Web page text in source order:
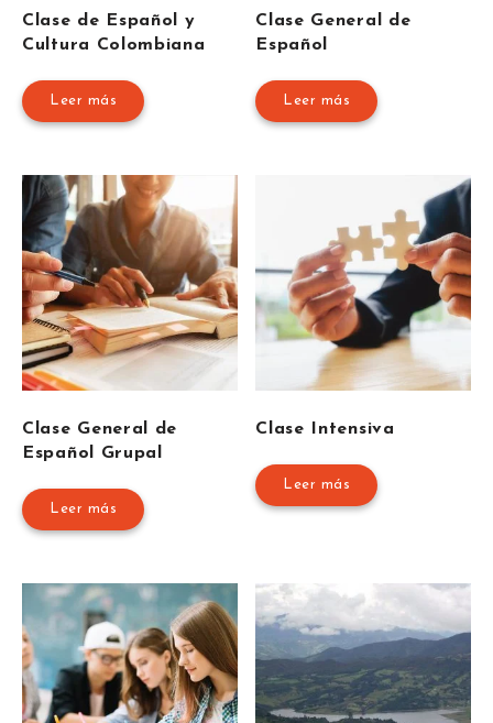
Clase de Español y
Cultura Colombiana
Leer más
Clase General de
Español
Leer más
Clase General de
Español Grupal
Leer más
Clase Intensiva
Leer más